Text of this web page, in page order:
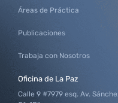
Áreas de Práctica
Publicaciones
Trabaja con Nosotros
Oficina de La Paz
Calle 9 #7979 esq. Av.